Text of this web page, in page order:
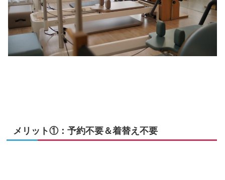
メリット①：予約不要＆着替え不要